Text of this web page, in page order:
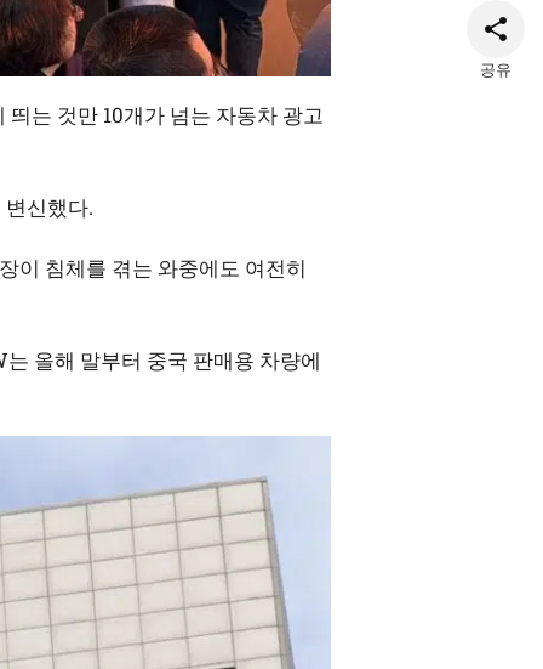
는 것만 10개가 넘는 자동차 광고
신했다.
이 침체를 겪는 와중에도 여전히
올해 말부터 중국 판매용 차량에
공유